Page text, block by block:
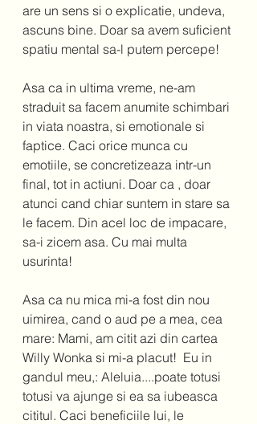
are un sens si o explicatie, undeva,
ascuns bine. Doar sa avem suficient
spatiu mental sa-l putem percepe!
Asa ca in ultima vreme, ne-am
straduit sa facem anumite schimbari
in viata noastra, si emotionale si
faptice. Caci orice munca cu
emotiile, se concretizeaza intr-un
final, tot in actiuni. Doar ca , doar
atunci cand chiar suntem in stare sa
le facem. Din acel loc de impacare,
sa-i zicem asa. Cu mai multa
usurinta!
Asa ca nu mica mi-a fost din nou
uimirea, cand o aud pe a mea, cea
mare: Mami, am citit azi din cartea
Willy Wonka si mi-a placut!  Eu in
gandul meu,: Aleluia....poate totusi
totusi va ajunge si ea sa iubeasca
cititul. Caci beneficiile lui, le